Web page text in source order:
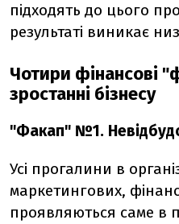
підходять до цього
результаті виникає
Чотири фінансові
зростанні бізнесу
"Факап" №1.
Усі прогалини в
маркетингових,
проявляються саме в